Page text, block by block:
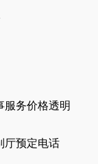
服务价格透明
厅预定电话